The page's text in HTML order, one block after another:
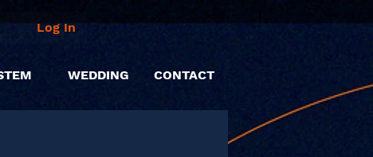
Log In
WEDDING CONTACT